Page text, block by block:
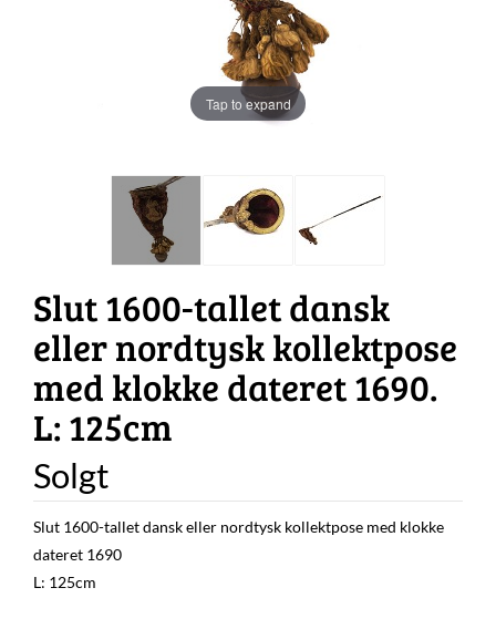
Tap to expand
Slut 1600-tallet dansk
eller nordtysk kollektpose
med klokke dateret 1690.
L: 125cm
Solgt
Slut 1600-tallet dansk eller nordtysk kollektpose med klokke
dateret 1690
L: 125cm